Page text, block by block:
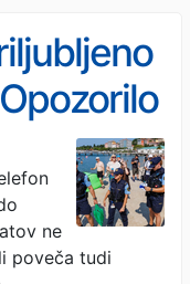
ne
poveča tudi